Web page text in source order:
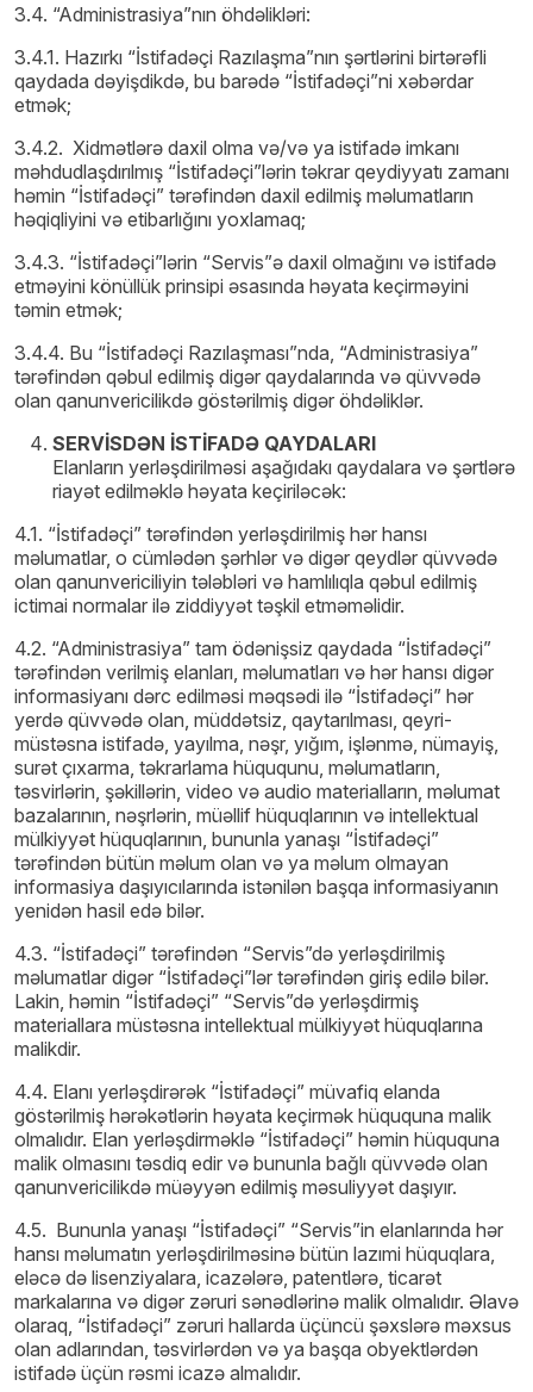
3.4. “Administrasiya”nın öhdəlikləri:
3.4.1. Hazırkı “İstifadəçi Razılaşma”nın şərtlərini birtərəfli
qaydada dəyişdikdə, bu barədə “İstifadəçi”ni xəbərdar
etmək;
3.4.2. Xidmətlərə daxil olma və/və ya istifadə imkanı
məhdudlaşdırılmış “İstifadəçi”lərin təkrar qeydiyyatı zamanı
həmin “İstifadəçi” tərəfindən daxil edilmiş məlumatların
həqiqliyini və etibarlığını yoxlamaq;
3.4.3. “İstifadəçi”lərin “Servis”ə daxil olmağını və istifadə
etməyini könüllük prinsipi əsasında həyata keçirməyini
təmin etmək;
3.4.4. Bu “İstifadəçi Razılaşması”nda, “Administrasiya”
tərəfindən qəbul edilmiş digər qaydalarında və qüvvədə
olan qanunvericilikdə göstərilmiş digər öhdəliklər.
SERVİSDƏN İSTİFADƏ QAYDALARI
Elanların yerləşdirilməsi aşağıdakı qaydalara və şərtlərə
riayət edilməklə həyata keçiriləcək:
4.1. “İstifadəçi” tərəfindən yerləşdirilmiş hər hansı
məlumatlar, o cümlədən şərhlər və digər qeydlər qüvvədə
olan qanunvericiliyin tələbləri və hamlılıqla qəbul edilmiş
ictimai normalar ilə ziddiyyət təşkil etməməlidir.
4.2. “Administrasiya” tam ödənişsiz qaydada “İstifadəçi”
tərəfindən verilmiş elanları, məlumatları və hər hansı digər
informasiyanı dərc edilməsi məqsədi ilə “İstifadəçi” hər
yerdə qüvvədə olan, müddətsiz, qaytarılması, qeyri-
müstəsna istifadə, yayılma, nəşr, yığım, işlənmə, nümayiş,
surət çıxarma, təkrarlama hüququnu, məlumatların,
təsvirlərin, şəkillərin, video və audio materialların, məlumat
bazalarının, nəşrlərin, müəllif hüquqlarının və intellektual
mülkiyyət hüquqlarının, bununla yanaşı “İstifadəçi”
tərəfindən bütün məlum olan və ya məlum olmayan
informasiya daşıyıcılarında istənilən başqa informasiyanın
yenidən hasil edə bilər.
4.3. “İstifadəçi” tərəfindən “Servis”də yerləşdirilmiş
məlumatlar digər “İstifadəçi”lər tərəfindən giriş edilə bilər.
Lakin, həmin “İstifadəçi” “Servis”də yerləşdirmiş
materiallara müstəsna intellektual mülkiyyət hüquqlarına
malikdir.
4.4. Elanı yerləşdirərək “İstifadəçi” müvafiq elanda
göstərilmiş hərəkətlərin həyata keçirmək hüququna malik
olmalıdır. Elan yerləşdirməklə “İstifadəçi” həmin hüququna
malik olmasını təsdiq edir və bununla bağlı qüvvədə olan
qanunvericilikdə müəyyən edilmiş məsuliyyət daşıyır.
4.5. Bununla yanaşı “İstifadəçi” “Servis”in elanlarında hər
hansı məlumatın yerləşdirilməsinə bütün lazımi hüquqlara,
eləcə də lisenziyalara, icazələrə, patentlərə, ticarət
markalarına və digər zəruri sənədlərinə malik olmalıdır. Əlavə
olaraq, “İstifadəçi” zəruri hallarda üçüncü şəxslərə məxsus
olan adlarından, təsvirlərdən və ya başqa obyektlərdən
istifadə üçün rəsmi icazə almalıdır.